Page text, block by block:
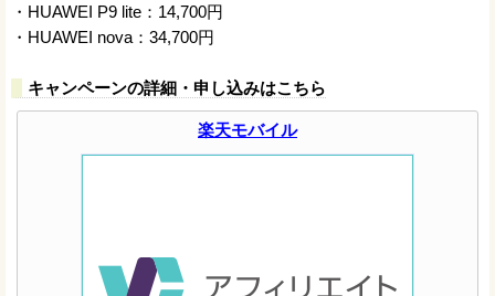
・HUAWEI P9 lite：14,700円
・HUAWEI nova：34,700円
キャンペーンの詳細・申し込みはこちら
楽天モバイル